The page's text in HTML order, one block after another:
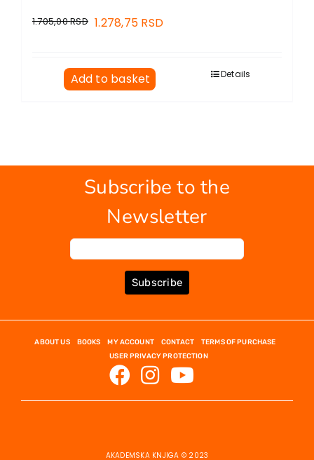
1.705,00RSD 1.278,75 RSD
Add to basket Details
Subscribe to the
Newsletter
Subscribe
ABOUT US BOOKS MY ACCOUNT CONTACT
TERMS OF PURCHASE
USER PRIVACY PROTECTION
AKADEMSKA KNJIGA © 2023